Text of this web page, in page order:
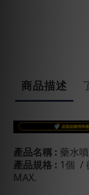
商品描述
產品名稱 : 藥水
產品規格 : 1個 /
MAX.